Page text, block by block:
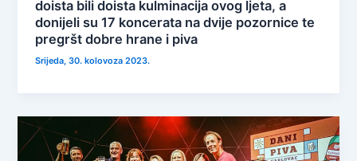
doista bili doista kulminacija ovog ljeta, a
donijeli su 17 koncerata na dvije pozornice te
pregršt dobre hrane i piva
Srijeda, 30. kolovoza 2023.